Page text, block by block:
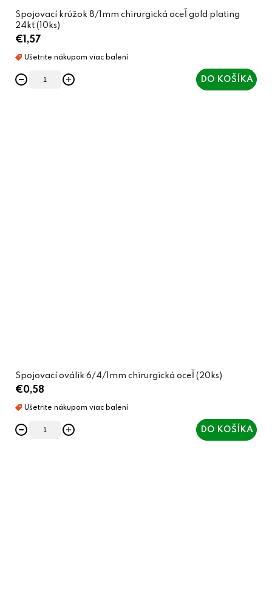
Spojovací krúžok 8/1mm chirurgická oceľ gold plating
24kt (10ks)
€1,57
DO KOŠÍKA
Spojovací oválik 6/4/1mm chirurgická oceľ (20ks)
€0,58
DO KOŠÍKA